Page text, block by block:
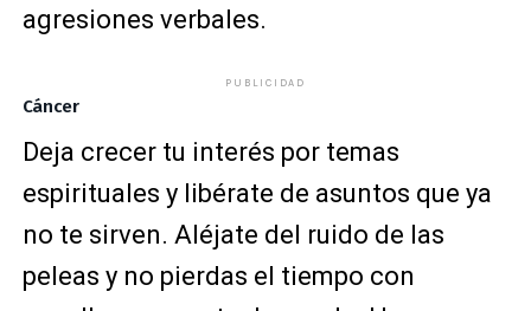
agresiones verbales.
PUBLICIDAD
Cáncer
Deja crecer tu interés por temas
espirituales y libérate de asuntos que ya
no te sirven. Aléjate del ruido de las
peleas y no pierdas el tiempo con